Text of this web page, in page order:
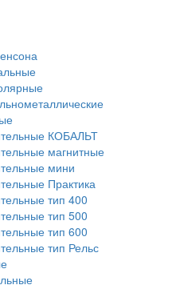
КОБАЛЬТ
магнитные
мини
Практика
тип 400
тип 500
тип 600
тип Рельс